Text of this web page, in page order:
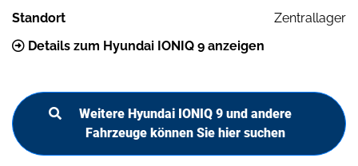
Standort
Zentrallager
Details zum Hyundai IONIQ 9 anzeigen
Weitere Hyundai IONIQ 9 und andere
Fahrzeuge können Sie hier suchen